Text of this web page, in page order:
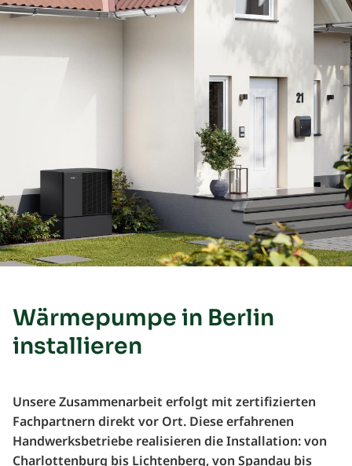
Wärmepumpe in Berlin
installieren
Unsere Zusammenarbeit erfolgt mit zertifizierten
Fachpartnern direkt vor Ort. Diese erfahrenen
Handwerksbetriebe realisieren die Installation: von
Charlottenburg bis Lichtenberg, von Spandau bis